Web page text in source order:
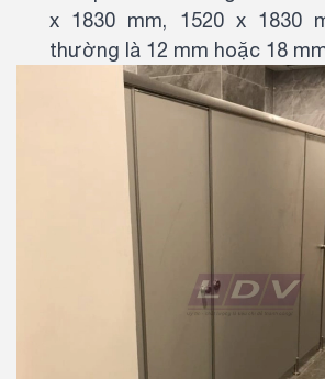
x 1830 mm, 1520 x 1830
thường là 12 mm hoặc 18